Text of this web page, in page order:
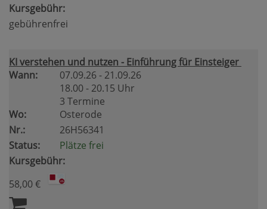
Kursgebühr:
gebührenfrei
KI verstehen und nutzen - Einführung für Einsteiger
Wann:
07.09.26 - 21.09.26
18.00 - 20.15 Uhr
3 Termine
Wo:
Osterode
Nr.:
26H56341
Status:
Plätze frei
Kursgebühr:
58,00 €